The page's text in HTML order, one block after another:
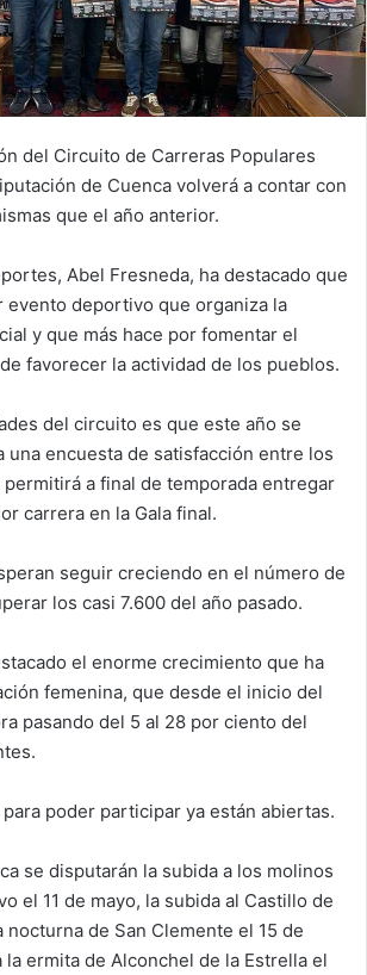
del Circuito de Carreras Populares
de Cuenca volverá a contar con
que el año anterior.
Abel Fresneda, ha destacado que
evento deportivo que organiza la
y que más hace por fomentar el
favorecer la actividad de los pueblos.
del circuito es que este año se
una encuesta de satisfacción entre los
a final de temporada entregar
carrera en la Gala final.
seguir creciendo en el número de
los casi 7.600 del año pasado.
el enorme crecimiento que ha
femenina, que desde el inicio del
pasando del 5 al 28 por ciento del
poder participar ya están abiertas.
se disputarán la subida a los molinos
el 11 de mayo, la subida al Castillo de
nocturna de San Clemente el 15 de
la ermita de Alconchel de la Estrella el